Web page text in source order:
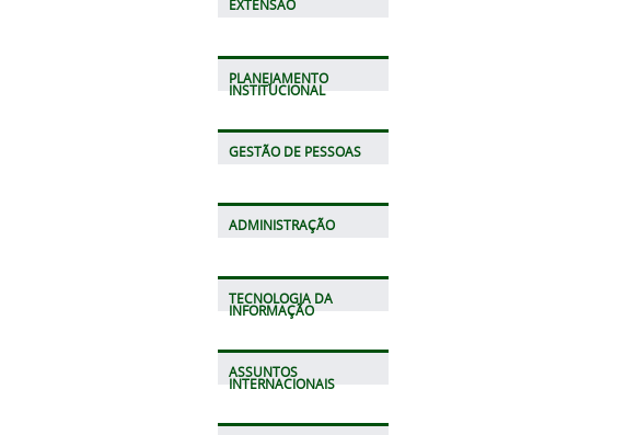
EXTENSÃO
PLANEJAMENTO
INSTITUCIONAL
GESTÃO DE PESSOAS
ADMINISTRAÇÃO
TECNOLOGIA DA
INFORMAÇÃO
ASSUNTOS
INTERNACIONAIS